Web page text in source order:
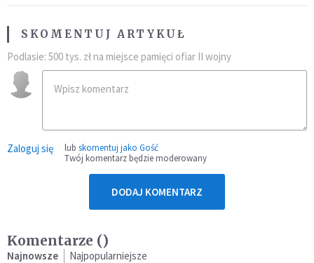
SKOMENTUJ ARTYKUŁ
Podlasie: 500 tys. zł na miejsce pamięci ofiar II wojny
Zaloguj się lub skomentuj jako Gość
Twój komentarz będzie moderowany
DODAJ KOMENTARZ
Komentarze ()
Najnowsze Najpopularniejsze